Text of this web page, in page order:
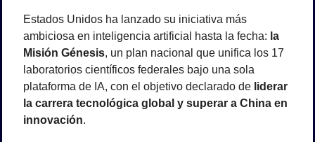
Estados Unidos ha lanzado su iniciativa más
ambiciosa en inteligencia artificial hasta la fecha: la
Misión Génesis, un plan nacional que unifica los 17
laboratorios científicos federales bajo una sola
plataforma de IA, con el objetivo declarado de liderar
la carrera tecnológica global y superar a China en
innovación.